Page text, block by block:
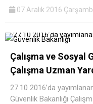
07 Aralık 2016
Çalışma ve Sosyal
Çalışma Uzman
27.10 2016’da
Güvenlik Bakanlığı